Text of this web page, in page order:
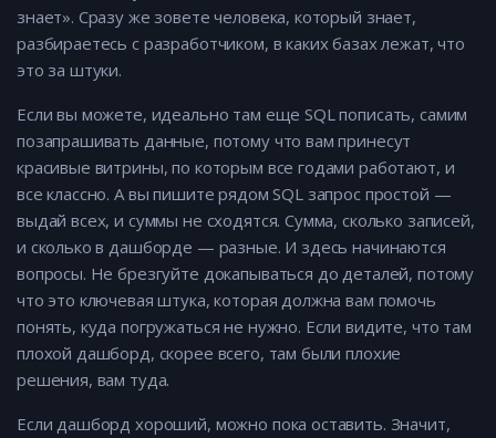
знает». Сразу же зовете человека, который знает,
разбираетесь с разработчиком, в каких базах лежат, что
это за штуки.
Если вы можете, идеально там еще SQL пописать, самим
позапрашивать данные, потому что вам принесут
красивые витрины, по которым все годами работают, и
все классно. А вы пишите рядом SQL запрос простой —
выдай всех, и суммы не сходятся. Сумма, сколько записей,
и сколько в дашборде — разные. И здесь начинаются
вопросы. Не брезгуйте докапываться до деталей, потому
что это ключевая штука, которая должна вам помочь
понять, куда погружаться не нужно. Если видите, что там
плохой дашборд, скорее всего, там были плохие
решения, вам туда.
Если дашборд хороший, можно пока оставить. Значит,